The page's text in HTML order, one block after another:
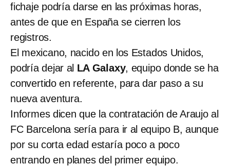
fichaje podría darse en las próximas horas,
antes de que en España se cierren los
registros.
El mexicano, nacido en los Estados Unidos,
podría dejar al LA Galaxy, equipo donde se ha
convertido en referente, para dar paso a su
nueva aventura.
Informes dicen que la contratación de Araujo al
FC Barcelona sería para ir al equipo B, aunque
por su corta edad estaría poco a poco
entrando en planes del primer equipo.